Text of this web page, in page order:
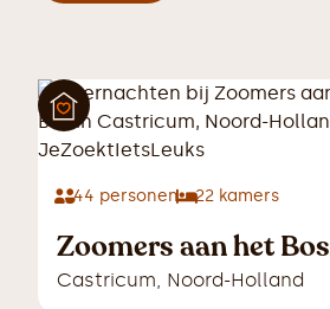
44 personen 22 kamers
Zoomers aan het Bos
Castricum, Noord-Holland